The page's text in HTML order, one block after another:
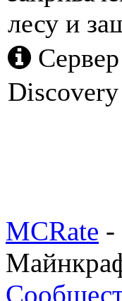
лесу и
Сервер
Discovery
MCRate -